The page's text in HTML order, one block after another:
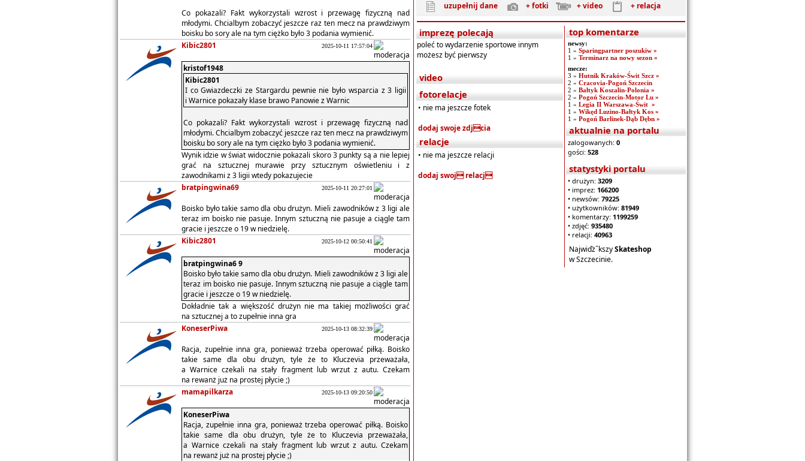
Co pokazali? Fakt wykorzystali wzrost i przewagę fizyczną nad
młodymi. Chcialbym zobaczyć jeszcze raz ten mecz na prawdziwym
boisku bo sory ale na tym ciężko było 3 podania wymienić.
Kibic2801
2025-10-11 17:57:04
kristof1948
Kibic2801
I co Gwiazdeczki ze Stargardu pewnie nie było wsparcia z 3 ligii
i Warnice pokazały klase brawo Panowie z Warnic
Co pokazali? Fakt wykorzystali wzrost i przewagę fizyczną nad
młodymi. Chcialbym zobaczyć jeszcze raz ten mecz na prawdziwym
boisku bo sory ale na tym ciężko było 3 podania wymienić.
Wynik idzie w świat widocznie pokazali skoro 3 punkty są a nie lepiej
grać na sztucznej murawie przy sztucznym oświetleniu i z
zawodnikami z 3 ligii wtedy pokazujecie
bratpingwina69
2025-10-11 20:27:01
Boisko było takie samo dla obu drużyn. Mieli zawodników z 3 ligi ale
teraz im boisko nie pasuje. Innym sztuczną nie pasuje a ciągle tam
gracie i jeszcze o 19 w niedzielę.
Kibic2801
2025-10-12 00:50:41
bratpingwina6 9
Boisko było takie samo dla obu drużyn. Mieli zawodników z 3 ligi ale
teraz im boisko nie pasuje. Innym sztuczną nie pasuje a ciągle tam
gracie i jeszcze o 19 w niedzielę.
Dokładnie tak a większość drużyn nie ma takiej możliwości grać
na sztucznej a to zupełnie inna gra
KoneserPiwa
2025-10-13 08:32:39
Racja, zupełnie inna gra, ponieważ trzeba operować piłką. Boisko
takie same dla obu drużyn, tyle że to Kluczevia przeważała,
a Warnice czekali na stały fragment lub wrzut z autu. Czekam
na rewanż już na prostej płycie ;)
mamapilkarza
2025-10-13 09:20:50
KoneserPiwa
Racja, zupełnie inna gra, ponieważ trzeba operować piłką. Boisko
takie same dla obu drużyn, tyle że to Kluczevia przeważała,
a Warnice czekali na stały fragment lub wrzut z autu. Czekam
na rewanż już na prostej płycie ;)
uzupełnij dane
+ fotki + video + relacja
imprezę polecają
poleć to wydarzenie sportowe innym
możesz być pierwszy
video
fotorelacje
• nie ma jeszcze fotek
dodaj swoje zdjcia
relacje
• nie ma jeszcze relacji
dodaj swoj relacj
top komentarze
newsy:
1 » Sparingpartner poszukiw »
1 » Terminarz na nowy sezon »
mecze:
3 » Hutnik Kraków-Świt Szcz »
2 » Cracovia-Pogoń Szczecin
2 » Bałtyk Koszalin-Polonia »
2 » Pogoń Szczecin-Motor Lu »
1 » Legia II Warszawa-Świt »
1 » Wikęd Luzino-Bałtyk Kos »
1 » Pogoń Barlinek-Dąb Dębn »
aktualnie na portalu
zalogowanych: 0
gości: 528
statystyki portalu
• drużyn: 3209
• imprez: 166200
• newsów: 79225
• użytkowników: 81949
• komentarzy: 1199259
• zdjęć: 935480
• relacji: 40963
Najwiďż˝kszySkateshop
w Szczecinie.